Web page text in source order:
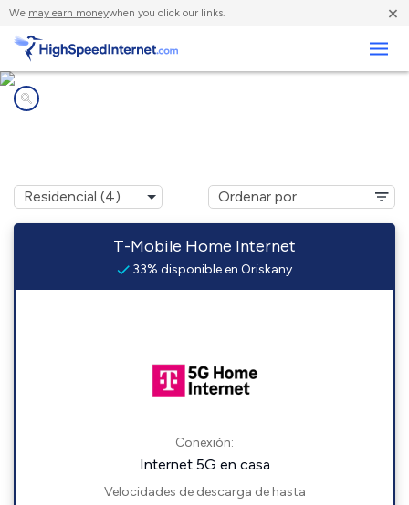
We may earn moneywhen you click our links. ×
T-Mobile Home Internet
33% disponible en Oriskany
Conexión:
Internet 5G en casa
Velocidades de descarga de hasta